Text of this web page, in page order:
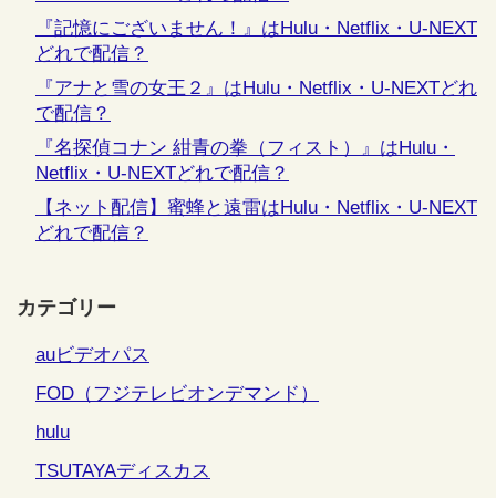
『記憶にございません！』はHulu・Netflix・U-NEXT
どれで配信？
『アナと雪の女王２』はHulu・Netflix・U-NEXTどれ
で配信？
『名探偵コナン 紺青の拳（フィスト）』はHulu・
Netflix・U-NEXTどれで配信？
【ネット配信】蜜蜂と遠雷はHulu・Netflix・U-NEXT
どれで配信？
カテゴリー
auビデオパス
FOD（フジテレビオンデマンド）
hulu
TSUTAYAディスカス